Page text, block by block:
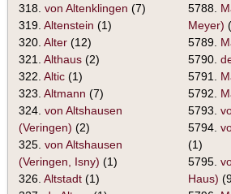
318. von Altenklingen (7)
319. Altenstein (1)
320. Alter (12)
321. Althaus (2)
322. Altic (1)
323. Altmann (7)
324. von Altshausen
(Veringen) (2)
325. von Altshausen
(Veringen, Isny) (1)
326. Altstadt (1)
5788.
Meyer)
5789.
5790.
5791.
5792.
5793.
5794.
(1)
5795.
Haus)